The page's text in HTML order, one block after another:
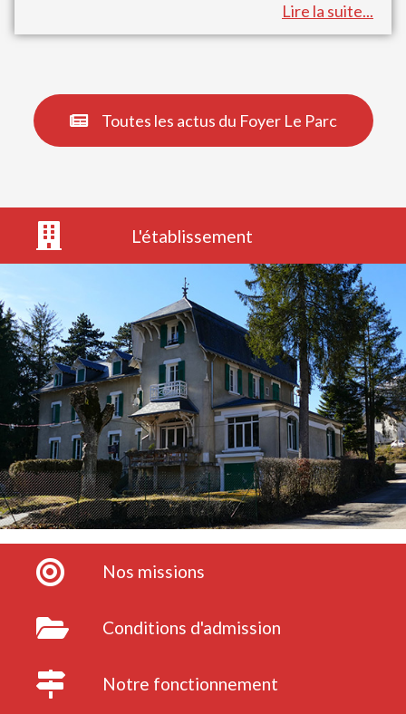
Lire la suite...
Toutes les actus du Foyer Le Parc
L'établissement
Nos missions
Conditions d'admission
Notre fonctionnement